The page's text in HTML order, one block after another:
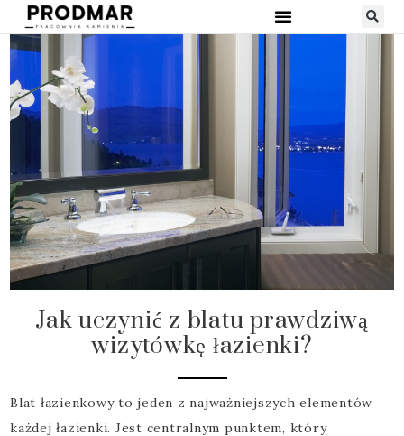
Jak uczynić z blatu prawdziwą
wizytówkę łazienki?
Blat łazienkowy to jeden z najważniejszych elementów
każdej łazienki. Jest centralnym punktem, który